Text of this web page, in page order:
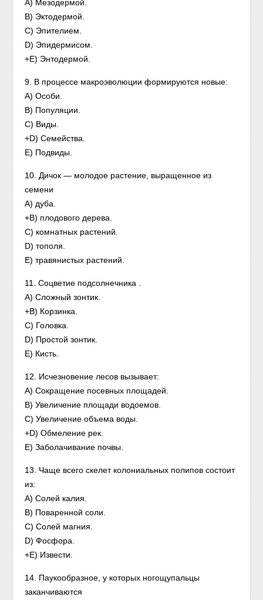
A) Мезодермой.
B) Эктодермой.
C) Эпителием.
D) Эпидермисом.
+E) Энтодермой.
9. В процессе макроэволюции формируются новые:
A) Особи.
B) Популяции.
C) Виды.
+D) Семейства.
E) Подвиды.
10. Дичок — молодое растение, выращенное из
семени
A) дуба.
+B) плодового дерева.
C) комнатных растений.
D) тополя.
E) травянистых растений.
11. Соцветие подсолнечника .
A) Сложный зонтик.
+B) Корзинка.
C) Головка.
D) Простой зонтик.
E) Кисть.
12. Исчезновение лесов вызывает:
A) Сокращение посевных площадей.
B) Увеличение площади водоемов.
C) Увеличение объема воды.
+D) Обмеление рек.
E) Заболачивание почвы.
13. Чаще всего скелет колониальных полипов состоит
из:
A) Солей калия.
B) Поваренной соли.
C) Солей магния.
D) Фосфора.
+E) Извести.
14. Паукообразное, у которых ногощупальцы
заканчиваются